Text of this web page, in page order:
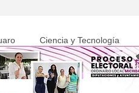
Ciencia y Tecnología